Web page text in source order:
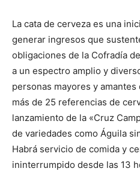
La cata de cerveza es una
generar ingresos que
obligaciones de la Cofradía
a un espectro amplio y
personas mayores y
más de 25 referencias de
lanzamiento de la «Cruz
de variedades como Águila
Habrá servicio de comida y
ininterrumpido desde las 13